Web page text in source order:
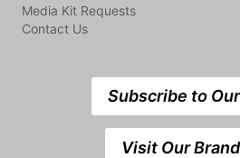
Media Kit Requests
Contact Us
Subscribe to
Visit Our